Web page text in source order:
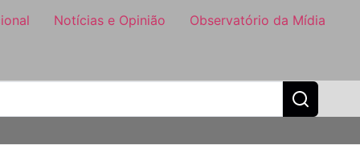
Notícias e Opinião Observatório da Mídia